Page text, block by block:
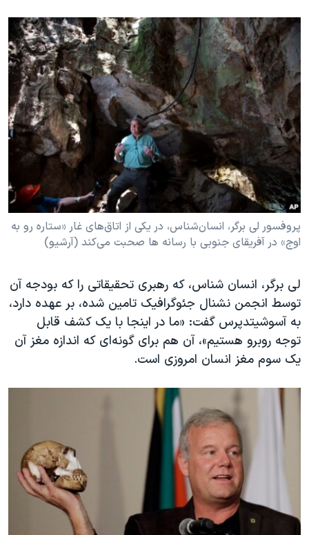
پروفسور لی برگر، انسان‌شناس، در یکی از اتاق‌های غار «ستاره رو به
اوج» در آفریقای جنوبی با رسانه ها صحبت می‌کند (آرشیو)
لی برگر، انسان شناس، که رهبری تحقیقاتی را که بودجه آن
توسط انجمن نشنال جئوگرافیک تامین شده، بر عهده دارد،
به آسوشیتدپرس گفت: «ما در اینجا با یک کشف قابل
توجه روبرو هستیم»، آن هم برای گونه‌ای که اندازه مغز آن
یک سوم مغز انسان امروزی است.